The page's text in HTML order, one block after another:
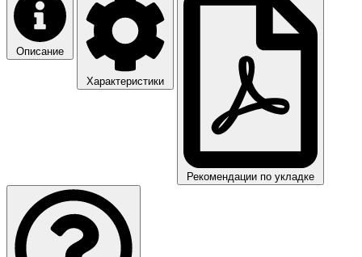
Описание
Характеристики
Рекомендации по укладке